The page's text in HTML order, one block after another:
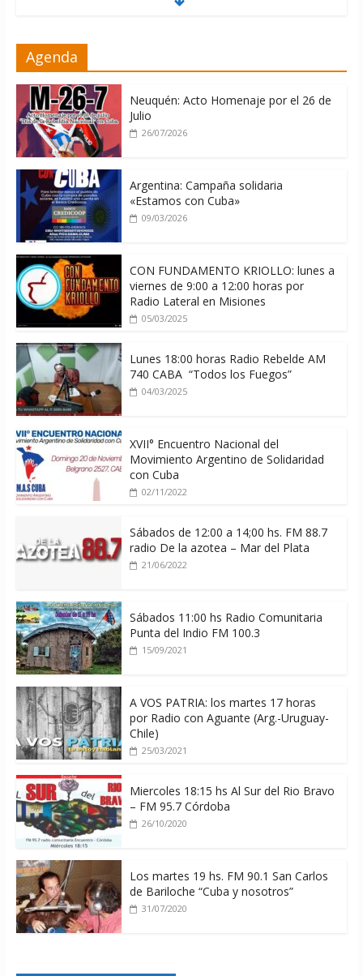
Cuba
Agenda
Neuquén: Acto Homenaje por el 26 de
Julio
26/07/2026
Argentina: Campaña solidaria
«Estamos con Cuba»
09/03/2026
CON FUNDAMENTO KRIOLLO: lunes a
viernes de 9:00 a 12:00 horas por
Radio Lateral en Misiones
05/03/2025
Lunes 18:00 horas Radio Rebelde AM
740 CABA “Todos los Fuegos”
04/03/2025
XVII° Encuentro Nacional del
Movimiento Argentino de Solidaridad
con Cuba
02/11/2022
Sábados de 12:00 a 14;00 hs. FM 88.7
radio De la azotea – Mar del Plata
21/06/2022
Sábados 11:00 hs Radio Comunitaria
Punta del Indio FM 100.3
15/09/2021
A VOS PATRIA: los martes 17 horas
por Radio con Aguante (Arg.-Uruguay-
Chile)
25/03/2021
Miercoles 18:15 hs Al Sur del Rio Bravo
– FM 95.7 Córdoba
26/10/2020
Los martes 19 hs. FM 90.1 San Carlos
de Bariloche “Cuba y nosotros”
31/07/2020